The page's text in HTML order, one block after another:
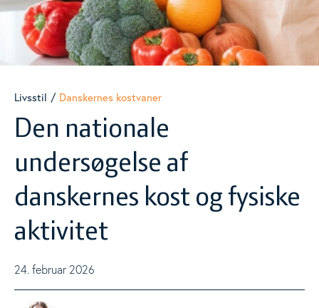
Danskernes kostvaner
Metodiske overvejelser i kost- og forbrugerundersøgelser
Ultraforarbejdede fødevarer
Underernæring
Fysisk aktivitet
Nudging
Livsstil Danskernes kostvaner
Den nationale
undersøgelse af
danskernes kost og fysiske
aktivitet
24. februar 2026